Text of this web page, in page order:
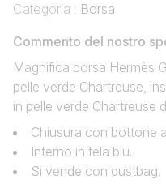
Categoria : Borsa
Commento del nostro
Magnifica borsa Hermès
pelle verde Chartreuse,
in pelle verde Chartreuse
Chiusura con bottone
Interno in tela blu.
Si vende con dustbag.